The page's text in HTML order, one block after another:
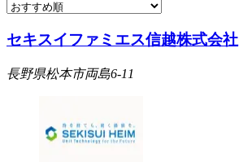
セキスイファミエス信越株式会社
長野県松本市両島6-11